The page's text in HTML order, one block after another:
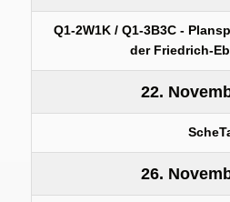
Q1-2W1K / Q1-3B3C -
der Friedrich-
22.
26.